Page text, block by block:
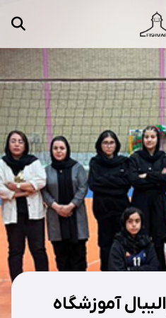
تصاویر
دسته‌بندی‌ها
آموزشگاه